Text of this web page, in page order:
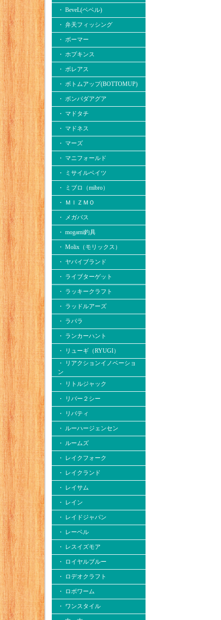
・ BeveL(ベベル)
・ 弁天フィッシング
・ ボーマー
・ ホプキンス
・ ボレアス
・ ボトムアップ(BOTTOMUP)
・ ボンバダアグア
・ マドタチ
・ マドネス
・ マーズ
・ マニフォールド
・ ミサイルベイツ
・ ミブロ（mibro）
・ ＭＩＺＭＯ
・ メガバス
・ mogami釣具
・ Molix（モリックス）
・ ヤバイブランド
・ ライブターゲット
・ ラッキークラフト
・ ラッドルアーズ
・ ラパラ
・ ランカーハント
・ リューギ（RYUGI）
・ リアクションイノベーショ
ン
・ リトルジャック
・ リバー２シー
・ リバティ
・ ルーハージェンセン
・ ルームズ
・ レイクフォーク
・ レイクランド
・ レイサム
・ レイン
・ レイドジャパン
・ レーベル
・ レスイズモア
・ ロイヤルブルー
・ ロデオクラフト
・ ロボワーム
・ ワンスタイル